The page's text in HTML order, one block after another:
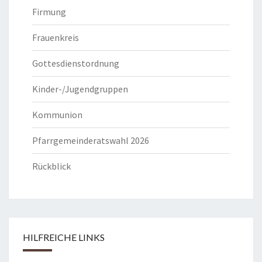
Firmung
Frauenkreis
Gottesdienstordnung
Kinder-/Jugendgruppen
Kommunion
Pfarrgemeinderatswahl 2026
Rückblick
HILFREICHE LINKS